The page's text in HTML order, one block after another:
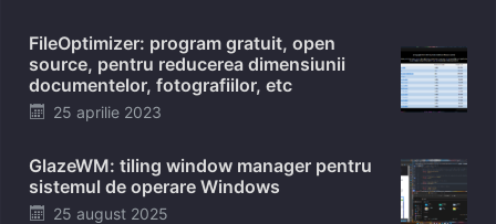
FileOptimizer: program gratuit, open
source, pentru reducerea dimensiunii
documentelor, fotografiilor, etc
Posted
25 aprilie 2023
GlazeWM: tiling window manager pentru
sistemul de operare Windows
Posted
25 august 2025